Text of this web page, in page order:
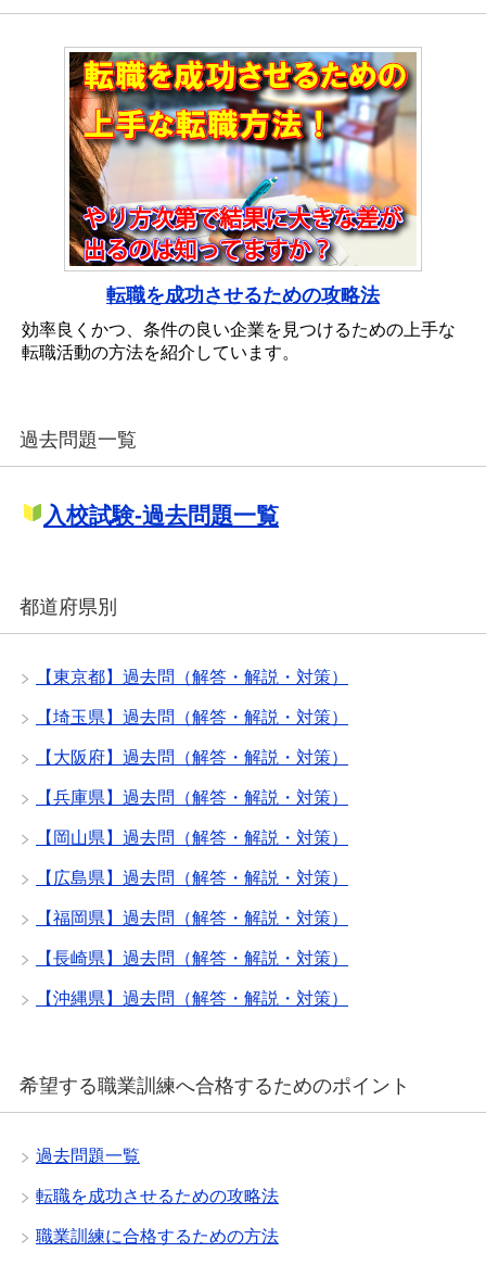
転職を成功させるための攻略法
効率良くかつ、条件の良い企業を見つけるための上手な
転職活動の方法を紹介しています。
過去問題一覧
入校試験-過去問題一覧
都道府県別
【東京都】過去問（解答・解説・対策）
【埼玉県】過去問（解答・解説・対策）
【大阪府】過去問（解答・解説・対策）
【兵庫県】過去問（解答・解説・対策）
【岡山県】過去問（解答・解説・対策）
【広島県】過去問（解答・解説・対策）
【福岡県】過去問（解答・解説・対策）
【長崎県】過去問（解答・解説・対策）
【沖縄県】過去問（解答・解説・対策）
希望する職業訓練へ合格するためのポイント
過去問題一覧
転職を成功させるための攻略法
職業訓練に合格するための方法